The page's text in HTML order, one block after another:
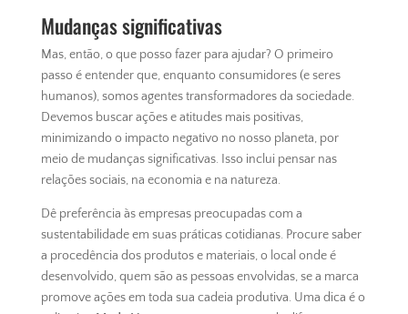
Mudanças significativas
Mas, então, o que posso fazer para ajudar? O primeiro
passo é entender que, enquanto consumidores (e seres
humanos), somos agentes transformadores da sociedade.
Devemos buscar ações e atitudes mais positivas,
minimizando o impacto negativo no nosso planeta, por
meio de mudanças significativas. Isso inclui pensar nas
relações sociais, na economia e na natureza.
Dê preferência às empresas preocupadas com a
sustentabilidade em suas práticas cotidianas. Procure saber
a procedência dos produtos e materiais, o local onde é
desenvolvido, quem são as pessoas envolvidas, se a marca
promove ações em toda sua cadeia produtiva. Uma dica é o